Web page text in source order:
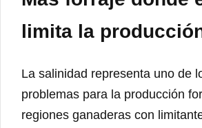
limita la
La salinidad representa uno de
problemas para la producción
regiones ganaderas con